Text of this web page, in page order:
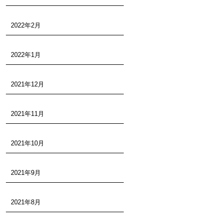
2022年2月
2022年1月
2021年12月
2021年11月
2021年10月
2021年9月
2021年8月